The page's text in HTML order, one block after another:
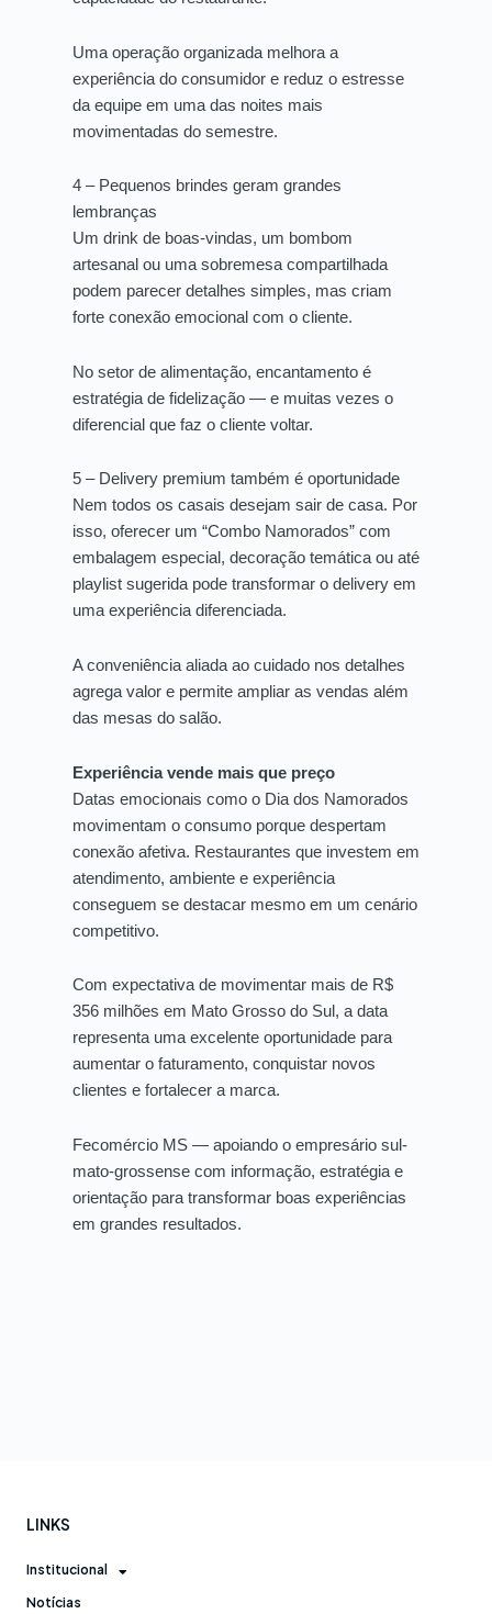
Uma operação organizada melhora a
experiência do consumidor e reduz o estresse
da equipe em uma das noites mais
movimentadas do semestre.
4 – Pequenos brindes geram grandes
lembranças
Um drink de boas-vindas, um bombom
artesanal ou uma sobremesa compartilhada
podem parecer detalhes simples, mas criam
forte conexão emocional com o cliente.
No setor de alimentação, encantamento é
estratégia de fidelização — e muitas vezes o
diferencial que faz o cliente voltar.
5 – Delivery premium também é oportunidade
Nem todos os casais desejam sair de casa. Por
isso, oferecer um “Combo Namorados” com
embalagem especial, decoração temática ou até
playlist sugerida pode transformar o delivery em
uma experiência diferenciada.
A conveniência aliada ao cuidado nos detalhes
agrega valor e permite ampliar as vendas além
das mesas do salão.
Experiência vende mais que preço
Datas emocionais como o Dia dos Namorados
movimentam o consumo porque despertam
conexão afetiva. Restaurantes que investem em
atendimento, ambiente e experiência
conseguem se destacar mesmo em um cenário
competitivo.
Com expectativa de movimentar mais de R$
356 milhões em Mato Grosso do Sul, a data
representa uma excelente oportunidade para
aumentar o faturamento, conquistar novos
clientes e fortalecer a marca.
Fecomércio MS — apoiando o empresário sul-
mato-grossense com informação, estratégia e
orientação para transformar boas experiências
em grandes resultados.
LINKS
Institucional
Notícias